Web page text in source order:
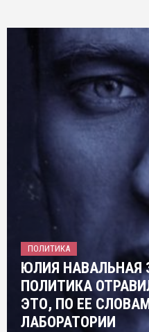
ПОЛИТИКА
ЮЛИЯ НАВАЛЬНАЯ
ПОЛИТИКА
ЭТО, ПО ЕЕ
ЛАБОРАТОРИИ